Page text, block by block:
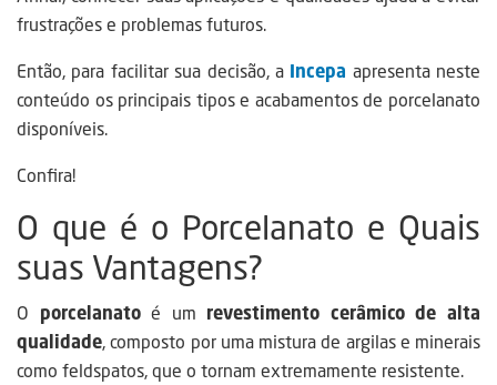
frustrações e problemas futuros.
Então, para facilitar sua decisão, a Incepa apresenta neste
conteúdo os principais tipos e acabamentos de porcelanato
disponíveis.
Confira!
O que é o Porcelanato e Quais
suas Vantagens?
O porcelanatoé um revestimento cerâmico de alta
qualidade, composto por uma mistura de argilas e minerais
como feldspatos, que o tornam extremamente resistente.